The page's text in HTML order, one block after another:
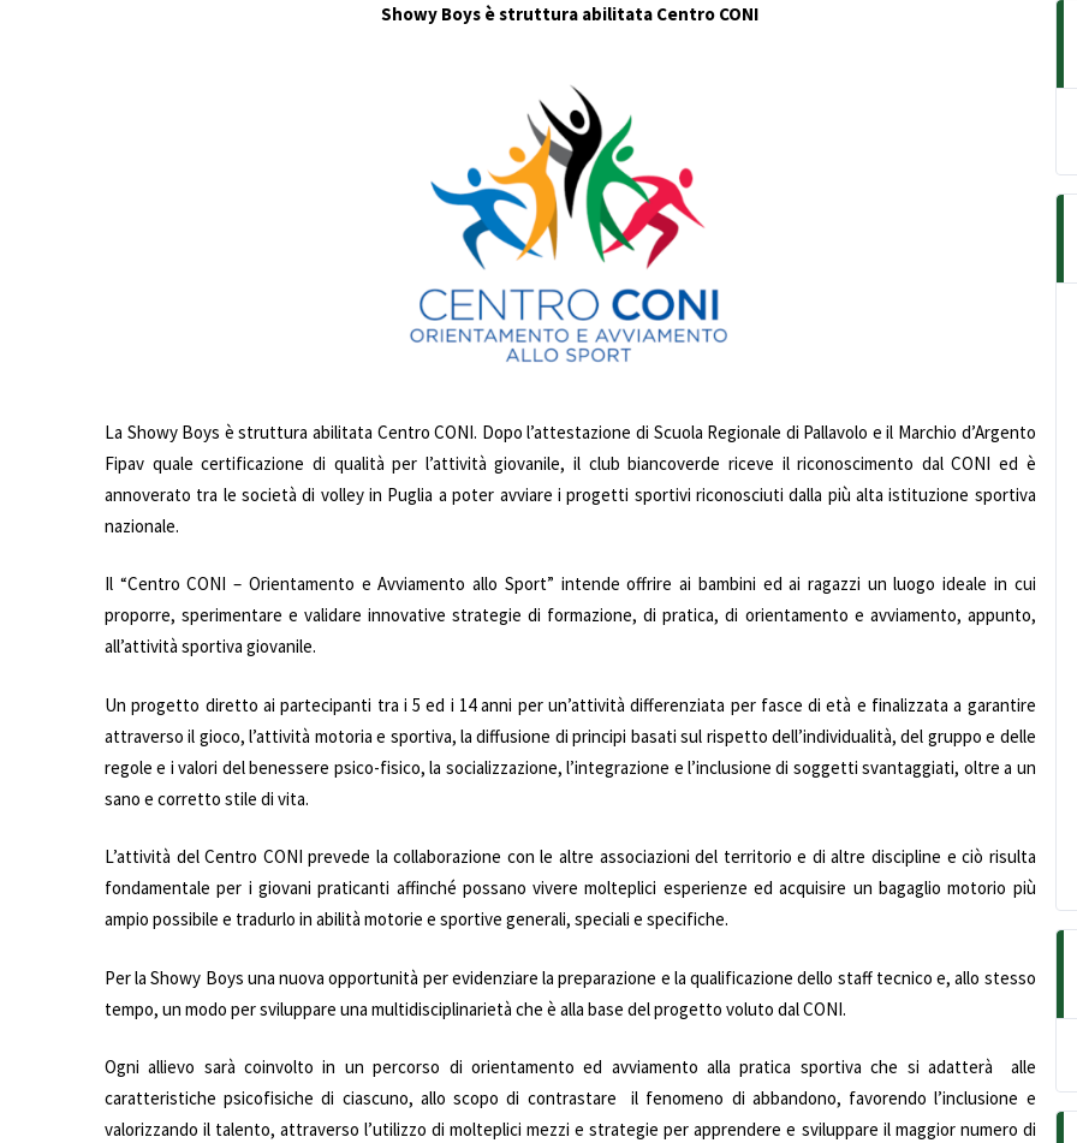
Showy Boys è struttura abilitata Centro CONI
La Showy Boys è struttura abilitata Centro CONI. Dopo l’attestazione di Scuola Regionale di Pallavolo e il Marchio d’Argento
Fipav quale certificazione di qualità per l’attività giovanile, il club biancoverde riceve il riconoscimento dal CONI ed è
annoverato tra le società di volley in Puglia a poter avviare i progetti sportivi riconosciuti dalla più alta istituzione sportiva
nazionale.
Il “Centro CONI – Orientamento e Avviamento allo Sport” intende offrire ai bambini ed ai ragazzi un luogo ideale in cui
proporre, sperimentare e validare innovative strategie di formazione, di pratica, di orientamento e avviamento, appunto,
all’attività sportiva giovanile.
Un progetto diretto ai partecipanti tra i 5 ed i 14 anni per un’attività differenziata per fasce di età e finalizzata a garantire
attraverso il gioco, l’attività motoria e sportiva, la diffusione di principi basati sul rispetto dell’individualità, del gruppo e delle
regole e i valori del benessere psico-fisico, la socializzazione, l’integrazione e l’inclusione di soggetti svantaggiati, oltre a un
sano e corretto stile di vita.
L’attività del Centro CONI prevede la collaborazione con le altre associazioni del territorio e di altre discipline e ciò risulta
fondamentale per i giovani praticanti affinché possano vivere molteplici esperienze ed acquisire un bagaglio motorio più
ampio possibile e tradurlo in abilità motorie e sportive generali, speciali e specifiche.
Per la Showy Boys una nuova opportunità per evidenziare la preparazione e la qualificazione dello staff tecnico e, allo stesso
tempo, un modo per sviluppare una multidisciplinarietà che è alla base del progetto voluto dal CONI.
Ogni allievo sarà coinvolto in un percorso di orientamento ed avviamento alla pratica sportiva che si adatterà alle
caratteristiche psicofisiche di ciascuno, allo scopo di contrastare il fenomeno di abbandono, favorendo l’inclusione e
valorizzando il talento, attraverso l’utilizzo di molteplici mezzi e strategie per apprendere e sviluppare il maggior numero di